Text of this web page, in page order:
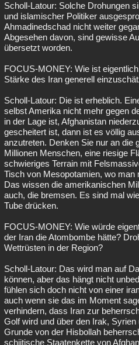
Scholl-Latour: Solche Drohungen
und islamischer Politiker
Ahmadinedschad nicht weiter
Abgesehen davon, sind gewisse
übersetzt worden.
FOCUS-MONEY: Wie ist
Stärke des Iran generell
Scholl-Latour: Die ist erheblich.
selbst Amerika nicht mehr gegen
in der Lage ist, Afghanistan
gescheitert ist, dann ist es völlig
anzutreten. Denken Sie nur an die
Millionen Menschen, eine riesige
schwieriges Terrain mit
Tisch von Mesopotamien, wo man
Das wissen die amerikanischen
auch, die bremsen. Es sind mal
Tube drücken.
FOCUS-MONEY: Wie würde
der Iran die Atombombe hätte?
Wettrüsten in der Region?
Scholl-Latour: Das wird man auf
können, aber das hängt nicht
fühlen sich doch nicht von einer
auch wenn sie das im Moment
verhindern, dass Iran zur
Golf wird und über den Irak, Syrien
Grunde von der Hisbollah
schiitische Staatenkette von